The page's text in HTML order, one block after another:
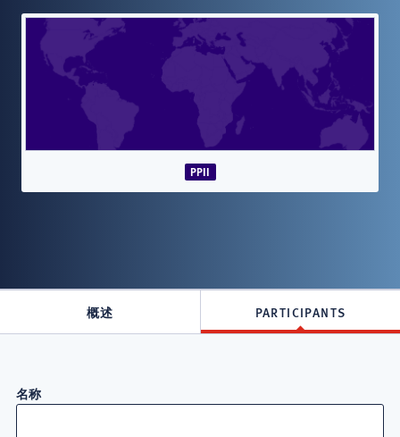
PPII
概述 PARTICIPANTS
Attorneys
名称